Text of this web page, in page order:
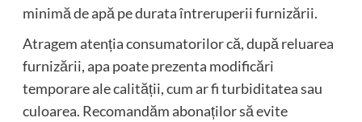
minimă de apă pe durata întreruperii furnizării.
Atragem atenția consumatorilor că, după reluarea
furnizării, apa poate prezenta modificări
temporare ale calității, cum ar fi turbiditatea sau
culoarea. Recomandăm abonaților să evite